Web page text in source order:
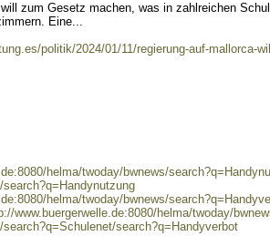
will zum Gesetz machen, was in zahlreichen
Eine...
politik/2024/01/11/regierung-auf-mallorca-
helma/twoday/bwnews/
helma/twoday/bwnews/
www.buergerwelle.de:8080/helma/twoday/
search?q=Handyverbot